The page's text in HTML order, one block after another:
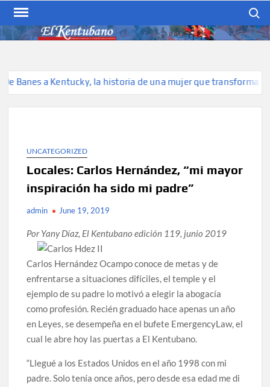
Skip
content
hispana de Kentucky
a Kentucky, la historia de una mujer que transforma belleza
UNCATEGORIZED
Locales: Carlos Hernández, “mi mayor
inspiración ha sido mi padre”
admin June 19, 2019
Por Yany Díaz, El Kentubano edición 119, junio 2019
Carlos Hernández Ocampo conoce de metas y de
enfrentarse a situaciones difíciles, el temple y el
ejemplo de su padre lo motivó a elegir la abogacía
como profesión. Recién graduado hace apenas un año
en Leyes, se desempeña en el bufete EmergencyLaw, el
cual le abre hoy las puertas a El Kentubano.
“Llegué a los Estados Unidos en el año 1998 con mi
padre. Solo tenía once años, pero desde esa edad me di